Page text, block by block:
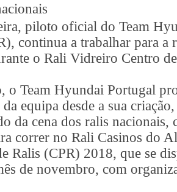
piloto oficial do Team
continua a trabalhar para a
o Rali Vidreiro Centro
o Team Hyundai Portugal
equipa desde a sua
da cena dos ralis
correr no Rali Casinos do
Ralis (CPR) 2018, que se
de novembro, com